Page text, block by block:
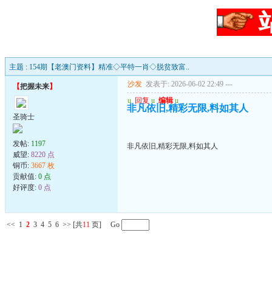
主题 : 154期【老澳门资料】精准◇平特一肖◇脱贫致富..
【把握未来】
圣骑士
发帖: 1197
威望: 8220 点
铜币: 3667 枚
贡献值: 0 点
好评度: 0 点
沙发 发表于: 2026-06-02 22:49 ---
u 回复 u 编辑 u
非凡依旧,精彩无限,料如其人
非凡依旧,精彩无限,料如其人
<< 1 2 3 4 5 6 >> [共11 页] Go